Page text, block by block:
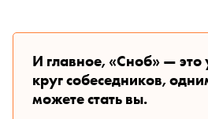
И главное, «Сноб» — это
круг собеседников,
можете стать вы.